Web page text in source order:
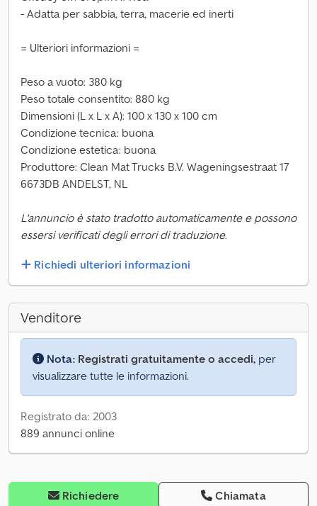
- Adatta per sabbia, terra, macerie ed inerti
= Ulteriori informazioni =
Peso a vuoto: 380 kg
Peso totale consentito: 880 kg
Dimensioni (L x L x A): 100 x 130 x 100 cm
Condizione tecnica: buona
Condizione estetica: buona
Produttore: Clean Mat Trucks B.V. Wageningsestraat 17
6673DB ANDELST, NL
L'annuncio è stato tradotto automaticamente e possono
essersi verificati degli errori di traduzione.
Richiedi ulteriori informazioni
Venditore
Nota: Registrati gratuitamente o accedi, per
visualizzare tutte le informazioni.
Registrato da: 2003
889 annunci online
Richiedere Chiamata